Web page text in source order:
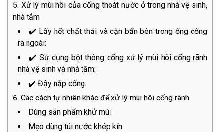
Xử lý mùi hôi của cống thoát nước ở trong nhà vệ sinh,
nhà tắm
✔️ Lấy hết chất thải và cặn bẩn bên trong ống cống
ra ngoài:
✔️ Sử dụng bột thông cống xử lý mùi hôi cống rãnh
nhà vệ sinh và nhà tắm:
✔️ Đậy nắp cống:
Các cách tự nhiên khác để xử lý mùi hôi cống rãnh
Dùng sản phẩm khử mùi
Mẹo dùng túi nước khép kín